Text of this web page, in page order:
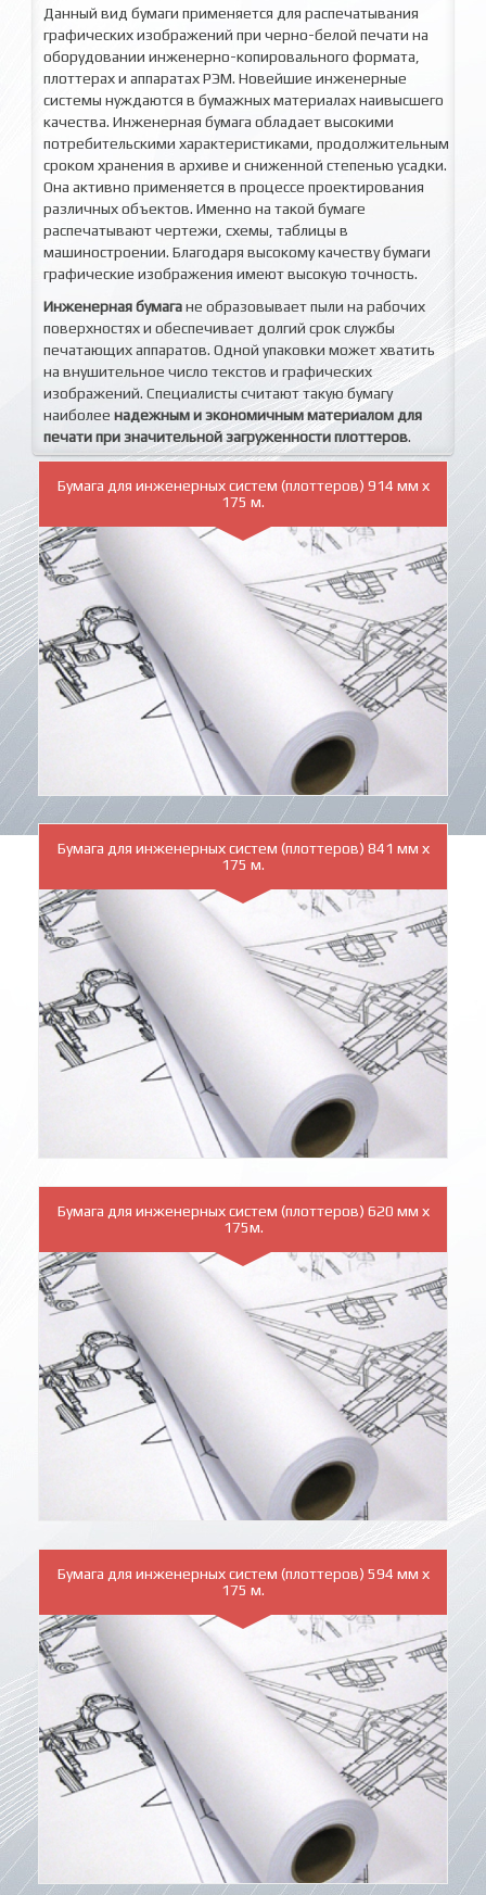
Данный вид бумаги применяется для распечатывания
графических изображений при черно-белой печати на
оборудовании инженерно-копировального формата,
плоттерах и аппаратах РЭМ. Новейшие инженерные
системы нуждаются в бумажных материалах наивысшего
качества. Инженерная бумага обладает высокими
потребительскими характеристиками, продолжительным
сроком хранения в архиве и сниженной степенью усадки.
Она активно применяется в процессе проектирования
различных объектов. Именно на такой бумаге
распечатывают чертежи, схемы, таблицы в
машиностроении. Благодаря высокому качеству бумаги
графические изображения имеют высокую точность.
Инженерная бумагане образовывает пыли на рабочих
поверхностях и обеспечивает долгий срок службы
печатающих аппаратов. Одной упаковки может хватить
на внушительное число текстов и графических
изображений. Специалисты считают такую бумагу
наиболее надежным и экономичным материалом для
печати при значительной загруженности плоттеров.
Бумага для инженерных систем (плоттеров) 914 мм х
175 м.
Бумага для инженерных систем (плоттеров) 841 мм х
175 м.
Бумага для инженерных систем (плоттеров) 620 мм х
175м.
Бумага для инженерных систем (плоттеров) 594 мм х
175 м.